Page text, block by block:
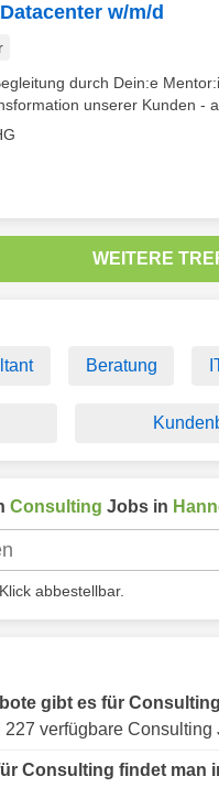
w/m/d
durch Dein:e
unserer Kunden -
WEITERE
Beratung
Consulting Jobs in
abbestellbar.
gibt es für
227 verfügbare Consulting
Consulting findet man